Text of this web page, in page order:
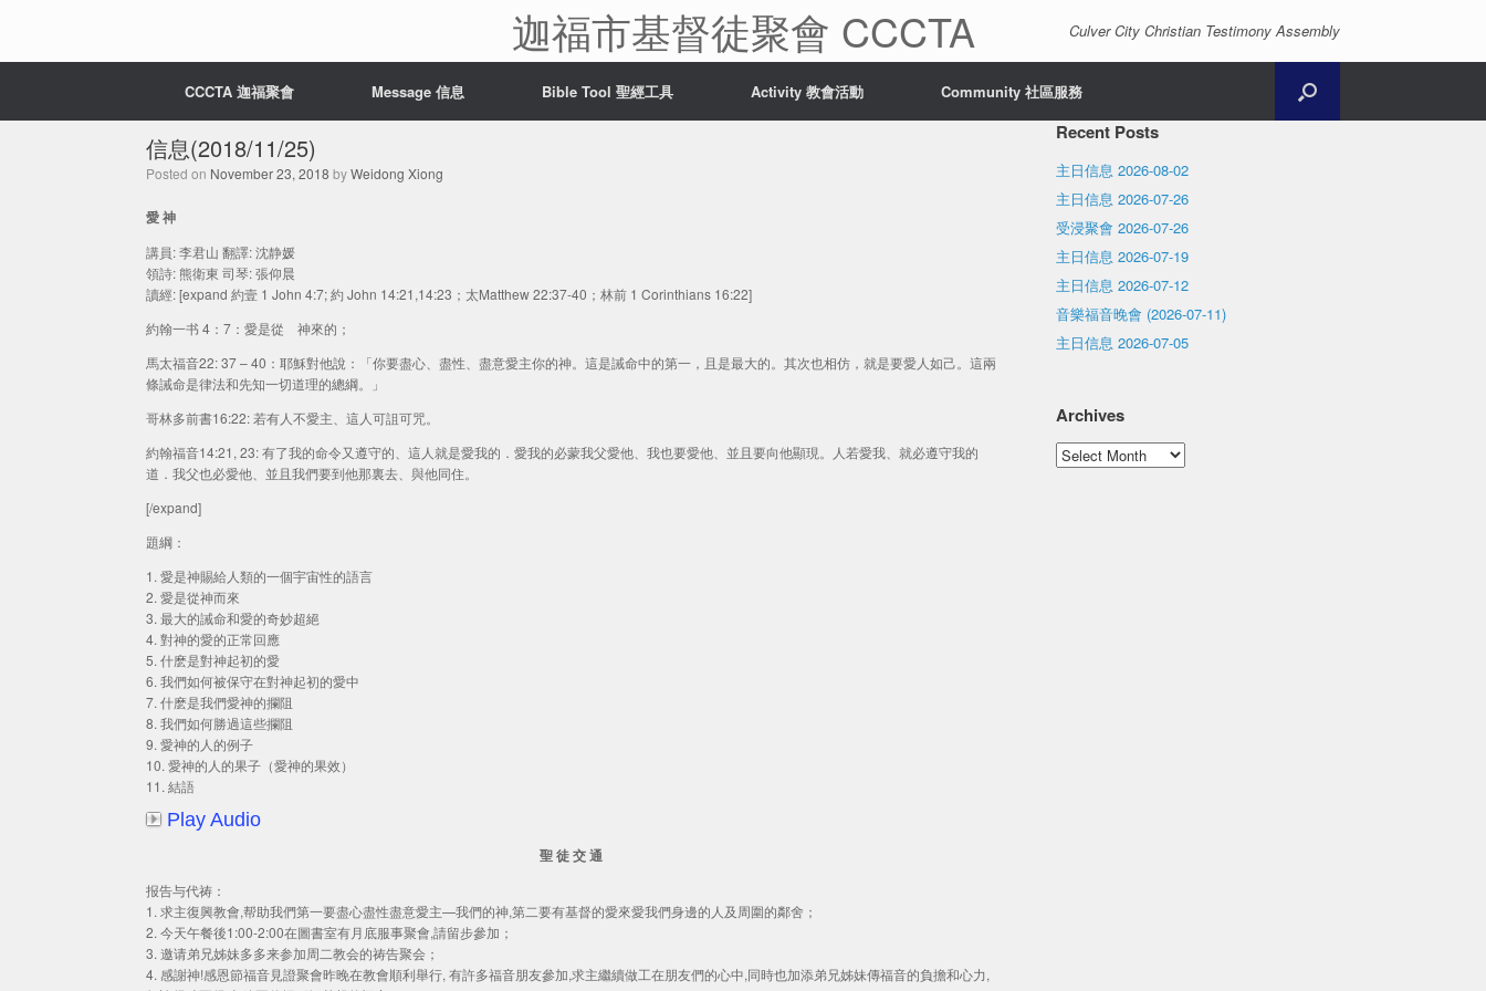
迦福市基督徒聚會 CCCTA Culver City Christian Testimony Assembly
CCCTA 迦福聚會 Message 信息 Bible Tool 聖經工具 Activity 教會活動 Community 社區服務
信息(2018/11/25)
Posted on November 23, 2018 byWeidong Xiong
愛 神
講員: 李君山 翻譯: 沈静媛
領詩: 熊衛東 司琴: 張仰晨
讀經: [expand 約壹 1 John 4:7; 約 John 14:21,14:23；太Matthew 22:37-40；林前 1 Corinthians 16:22]
約翰一书 4：7：愛是從 神來的；
馬太福音22: 37 – 40：耶穌對他說：「你要盡心、盡性、盡意愛主你的神。這是誡命中的第一，且是最大的。其次也相仿，就是要愛人如己。這兩
條誡命是律法和先知一切道理的總綱。」
哥林多前書16:22: 若有人不愛主、這人可詛可咒。
約翰福音14:21, 23: 有了我的命令又遵守的、這人就是愛我的．愛我的必蒙我父愛他、我也要愛他、並且要向他顯現。人若愛我、就必遵守我的
道．我父也必愛他、並且我們要到他那裏去、與他同住。
[/expand]
題綱：
1. 愛是神賜給人類的一個宇宙性的語言
2. 愛是從神而來
3. 最大的誡命和愛的奇妙超絕
4. 對神的愛的正常回應
5. 什麽是對神起初的愛
6. 我們如何被保守在對神起初的愛中
7. 什麽是我們愛神的攔阻
8. 我們如何勝過這些攔阻
9. 愛神的人的例子
10. 愛神的人的果子（愛神的果效）
11. 結語
Play Audio
聖 徒 交 通
报告与代祷：
1. 求主復興教會,帮助我們第一要盡心盡性盡意愛主—我們的神,第二要有基督的愛來愛我們身邊的人及周圍的鄰舍；
2. 今天午餐後1:00-2:00在圖書室有月底服事聚會,請留步參加；
3. 邀请弟兄姊妹多多来参加周二教会的祷告聚会；
4. 感謝神!感恩節福音見證聚會昨晚在教會順利舉行, 有許多福音朋友參加,求主繼續做工在朋友們的心中,同時也加添弟兄姊妹傳福音的負擔和心力,
Recent Posts
主日信息 2026-08-02
主日信息 2026-07-26
受浸聚會 2026-07-26
主日信息 2026-07-19
主日信息 2026-07-12
音樂福音晚會 (2026-07-11)
主日信息 2026-07-05
Archives
Archives